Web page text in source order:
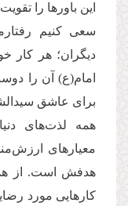
این باورها را
سعی کنیم
دیگران؛ هر کار
امام(ع) آن را
برای عاشق
همه لذت‌های
معیارهای
هدفش است. از
کارهایی مورد